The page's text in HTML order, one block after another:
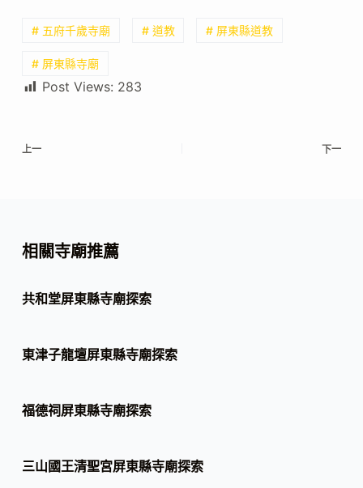
# 五府千歲寺廟 # 道教 # 屏東縣道教
# 屏東縣寺廟
Post Views: 283
上一 下一
相關寺廟推薦
共和堂屏東縣寺廟探索
東津子龍壇屏東縣寺廟探索
福德祠屏東縣寺廟探索
三山國王清聖宮屏東縣寺廟探索